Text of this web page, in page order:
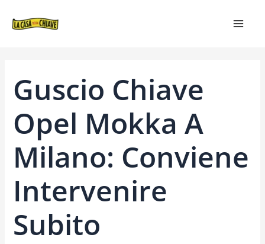
Guscio Chiave
Opel Mokka A
Milano: Conviene
Intervenire
Subito
ARTICOLI